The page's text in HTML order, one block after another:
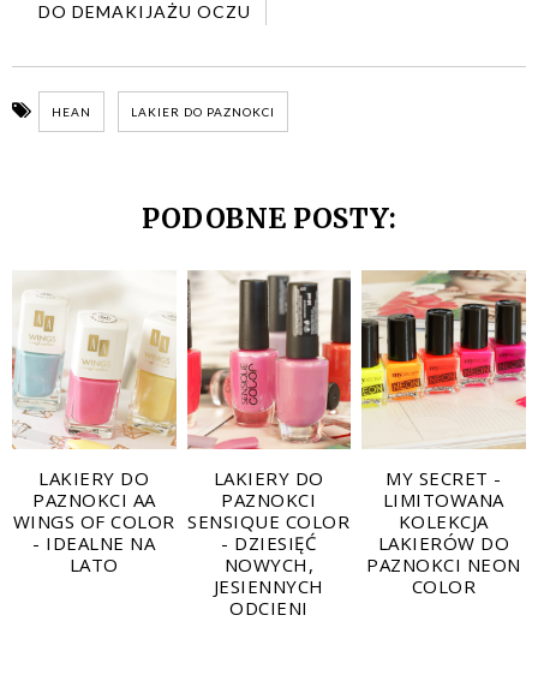
DO DEMAKIJAŻU OCZU
HEAN LAKIER DO PAZNOKCI
PODOBNE POSTY:
LAKIERY DO
PAZNOKCI AA
WINGS OF COLOR
- IDEALNE NA
LATO
LAKIERY DO
PAZNOKCI
SENSIQUE COLOR
- DZIESIĘĆ
NOWYCH,
JESIENNYCH
ODCIENI
MY SECRET -
LIMITOWANA
KOLEKCJA
LAKIERÓW DO
PAZNOKCI NEON
COLOR